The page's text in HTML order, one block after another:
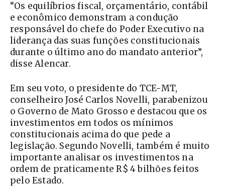
“Os equilíbrios fiscal, orçamentário, contábil
e econômico demonstram a condução
responsável do chefe do Poder Executivo na
liderança das suas funções constitucionais
durante o último ano do mandato anterior”,
disse Alencar.
Em seu voto, o presidente do TCE-MT,
conselheiro José Carlos Novelli, parabenizou
o Governo de Mato Grosso e destacou que os
investimentos em todos os mínimos
constitucionais acima do que pede a
legislação. Segundo Novelli, também é muito
importante analisar os investimentos na
ordem de praticamente R$ 4 bilhões feitos
pelo Estado.